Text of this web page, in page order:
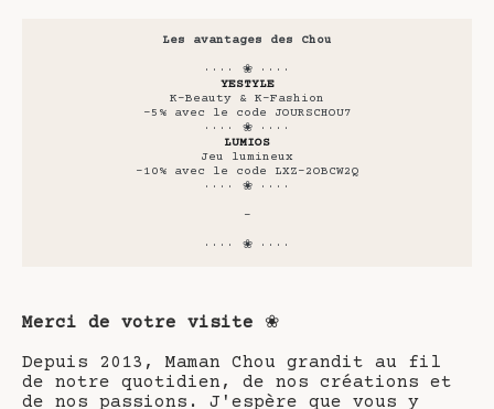
Les avantages des Chou
···· ❀ ····
YESTYLE
K-Beauty & K-Fashion
-5% avec le code JOURSCHOU7
···· ❀ ····
LUMIOS
Jeu lumineux
-10% avec le code LXZ-2OBCW2Q
···· ❀ ····
-
···· ❀ ····
Merci de votre visite ❀
Depuis 2013, Maman Chou grandit au fil
de notre quotidien, de nos créations et
de nos passions. J'espère que vous y